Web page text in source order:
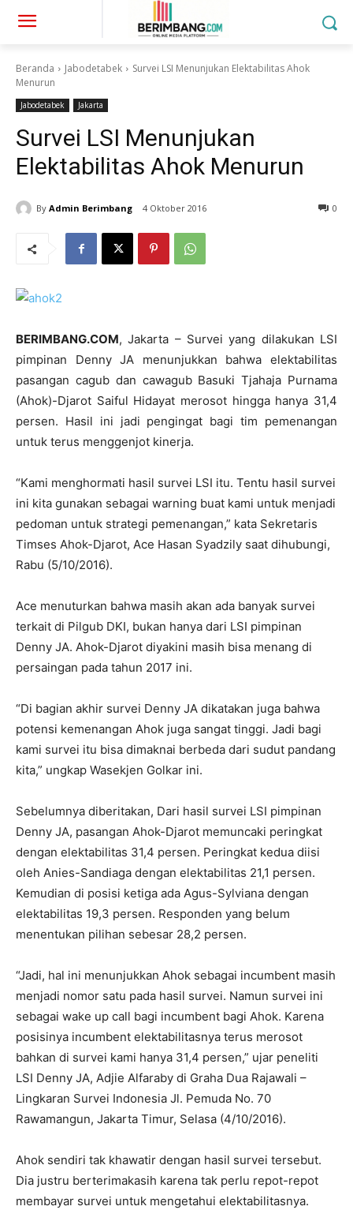
Beranda Jabodetabek
Survei LSI Menunjukan Elektabilitas Ahok
Menurun
Jabodetabek Jakarta
Survei LSI Menunjukan
Elektabilitas Ahok Menurun
By Admin Berimbang 4 Oktober 2016 0
BERIMBANG.COM, Jakarta – Survei yang dilakukan LSI
pimpinan Denny JA menunjukkan bahwa elektabilitas
pasangan cagub dan cawagub Basuki Tjahaja Purnama
(Ahok)-Djarot Saiful Hidayat merosot hingga hanya 31,4
persen. Hasil ini jadi pengingat bagi tim pemenangan
untuk terus menggenjot kinerja.
“Kami menghormati hasil survei LSI itu. Tentu hasil survei
ini kita gunakan sebagai warning buat kami untuk menjadi
pedoman untuk strategi pemenangan,” kata Sekretaris
Timses Ahok-Djarot, Ace Hasan Syadzily saat dihubungi,
Rabu (5/10/2016).
Ace menuturkan bahwa masih akan ada banyak survei
terkait di Pilgub DKI, bukan hanya dari LSI pimpinan
Denny JA. Ahok-Djarot diyakini masih bisa menang di
persaingan pada tahun 2017 ini.
“Di bagian akhir survei Denny JA dikatakan juga bahwa
potensi kemenangan Ahok juga sangat tinggi. Jadi bagi
kami survei itu bisa dimaknai berbeda dari sudut pandang
kita,” ungkap Wasekjen Golkar ini.
Sebelumnya diberitakan, Dari hasil survei LSI pimpinan
Denny JA, pasangan Ahok-Djarot memuncaki peringkat
dengan elektabilitas 31,4 persen. Peringkat kedua diisi
oleh Anies-Sandiaga dengan elektabilitas 21,1 persen.
Kemudian di posisi ketiga ada Agus-Sylviana dengan
elektabilitas 19,3 persen. Responden yang belum
menentukan pilihan sebesar 28,2 persen.
“Jadi, hal ini menunjukkan Ahok sebagai incumbent masih
menjadi nomor satu pada hasil survei. Namun survei ini
sebagai wake up call bagi incumbent bagi Ahok. Karena
posisinya incumbent elektabilitasnya terus merosot
bahkan di survei kami hanya 31,4 persen,” ujar peneliti
LSI Denny JA, Adjie Alfaraby di Graha Dua Rajawali –
Lingkaran Survei Indonesia Jl. Pemuda No. 70
Rawamangun, Jakarta Timur, Selasa (4/10/2016).
Ahok sendiri tak khawatir dengan hasil survei tersebut.
Dia justru berterimakasih karena tak perlu repot-repot
membayar survei untuk mengetahui elektabilitasnya.